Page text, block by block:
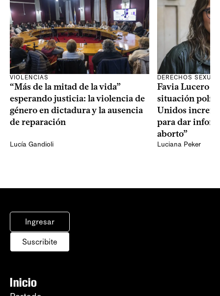
VIOLENCIAS
“Más de la mitad de la vida”
esperando justicia: la violencia de
género en dictadura y la ausencia
de reparación
Lucía Gandioli
DERECHOS
Favia Lucero
situación
Unidos
para dar
aborto”
Luciana Peker
Ingresar
Suscribite
Inicio